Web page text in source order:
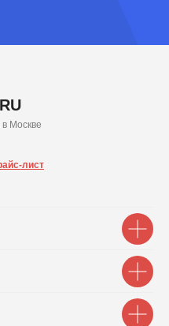
лист
Москве